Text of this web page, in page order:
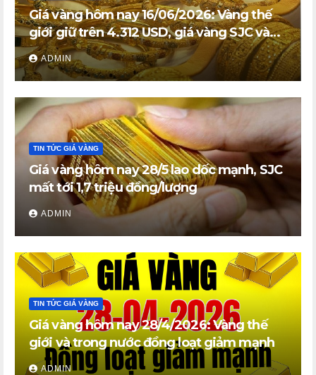
Giá vàng hôm nay 16/06/2026: Vàng thế
giới giữ trên 4.312 USD, giá vàng SJC và
vàng nhẫn trong nước đi ngang
ADMIN
TIN TỨC GIÁ VÀNG
Giá vàng hôm nay 28/5 lao dốc mạnh, SJC
mất tới 1,7 triệu đồng/lượng
ADMIN
TIN TỨC GIÁ VÀNG
Giá vàng hôm nay 28/4/2026: Vàng thế
giới và trong nước đồng loạt giảm mạnh
ADMIN